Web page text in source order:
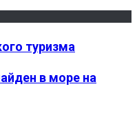
туризма
в море на